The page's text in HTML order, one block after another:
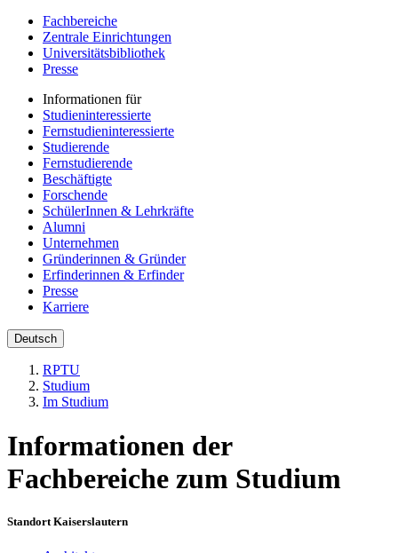
Fachbereiche
Zentrale Einrichtungen
Universitätsbibliothek
Presse
Informationen für
Studieninteressierte
Fernstudieninteressierte
Studierende
Fernstudierende
Beschäftigte
Forschende
SchülerInnen & Lehrkräfte
Alumni
Unternehmen
Gründerinnen & Gründer
Erfinderinnen & Erfinder
Presse
Karriere
Deutsch
RPTU
Studium
Im Studium
Informationen der
Fachbereiche zum Studium
Standort Kaiserslautern